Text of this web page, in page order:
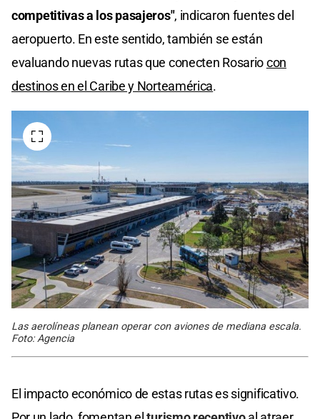
competitivas a los pasajeros", indicaron fuentes del
aeropuerto. En este sentido, también se están
evaluando nuevas rutas que conecten Rosariocon
destinos en el Caribe y Norteamérica.
Las aerolíneas planean operar con aviones de mediana escala.
Foto: Agencia
El impacto económico de estas rutas es significativo.